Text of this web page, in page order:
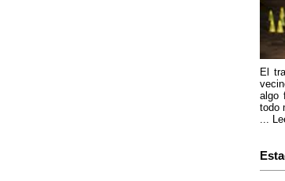
El
algo
todo